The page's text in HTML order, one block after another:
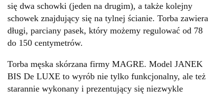
się dwa schowki (jeden na drugim), a także kolejny
schowek znajdujący się na tylnej ścianie. Torba zawiera
długi, parciany pasek, który możemy regulować od 78
do 150 centymetrów.
Torba męska skórzana firmy MAGRE. Model JANEK
BIS De LUXE to wyrób nie tylko funkcjonalny, ale też
starannie wykonany i prezentujący się niezwykle